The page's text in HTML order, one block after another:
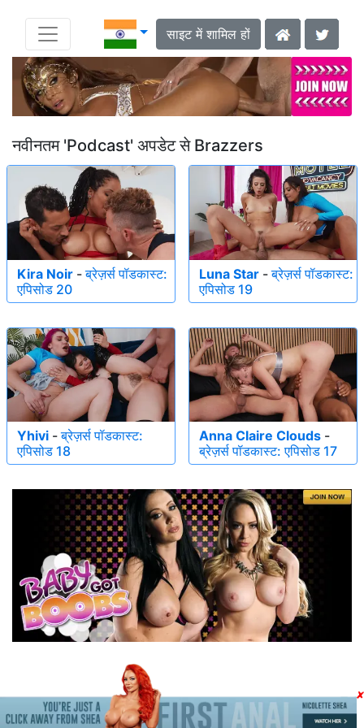
साइट में शामिल हों
नवीनतम 'Podcast' अपडेट से Brazzers
Kira Noir -ब्रेज़र्स पॉडकास्ट:
एपिसोड 20
Luna Star -ब्रेज़र्स पॉडकास्ट:
एपिसोड 19
Yhivi -ब्रेज़र्स पॉडकास्ट:
एपिसोड 18
Anna Claire Clouds -
ब्रेज़र्स पॉडकास्ट: एपिसोड 17